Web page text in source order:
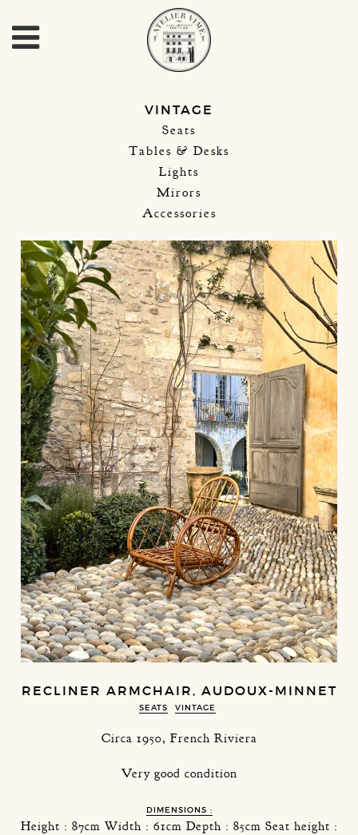
VINTAGE
Seats
Tables & Desks
Lights
Mirors
Accessories
RECLINER ARMCHAIR, AUDOUX-MINNET
SEATS VINTAGE
Circa 1950, French Riviera
Very good condition
DIMENSIONS :
Height : 87cm Width : 61cm Depth : 85cm Seat height :